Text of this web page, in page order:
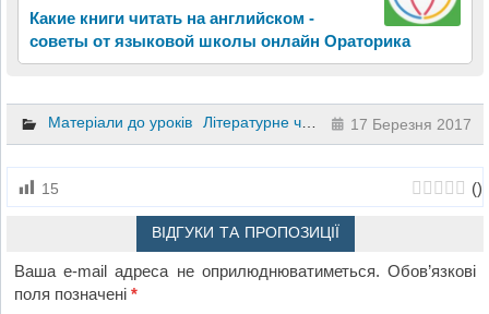
Какие книги читать на английском -
советы от языковой школы онлайн Ораторика
Матеріали до уроків Літературне читання 2 клас
17 Березня 2017
15 ()
ВІДГУКИ ТА ПРОПОЗИЦІЇ
Ваша e-mail адреса не оприлюднюватиметься. Обов’язкові
поля позначені*